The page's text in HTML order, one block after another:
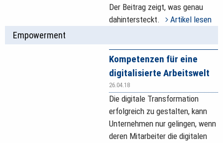
Der Beitrag zeigt, was genau
dahintersteckt.
Artikel lesen
Empowerment
Kompetenzen für eine
digitalisierte Arbeitswelt
26.04.18
Die digitale Transformation
erfolgreich zu gestalten, kann
Unternehmen nur gelingen, wenn
deren Mitarbeiter die digitalen